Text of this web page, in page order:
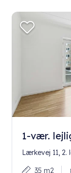
1-vær.
Lærkevej 11, 2.
35 m2